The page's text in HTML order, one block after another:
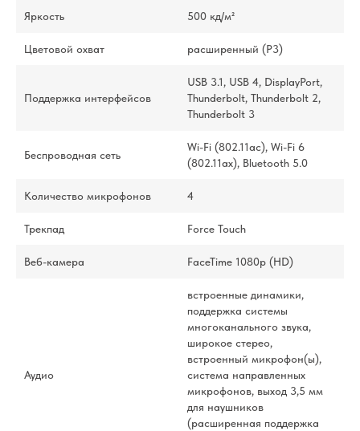
Яркость 500 кд/м²
Цветовой охват расширенный (P3)
Поддержка интерфейсов
USB 3.1, USB 4, DisplayPort,
Thunderbolt, Thunderbolt 2,
Thunderbolt 3
Беспроводная сеть
Wi-Fi (802.11ac), Wi-Fi 6
(802.11ax), Bluetooth 5.0
Количество микрофонов 4
Трекпад Force Touch
Веб-камера FaceTime 1080p (HD)
Аудио
встроенные динамики,
поддержка системы
многоканального звука,
широкое стерео,
встроенный микрофон(ы),
система направленных
микрофонов, выход 3,5 мм
для наушников
(расширенная поддержка